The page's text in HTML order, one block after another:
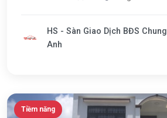
HS - Sàn Giao Dịch BĐS Chung
Anh
Tiềm năng